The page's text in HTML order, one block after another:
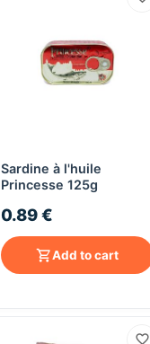
Quick View
Sardine à l'huile
Princesse 125g
0.89 €
Add to cart